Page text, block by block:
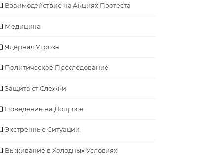
Взаимодействие на Акциях Протеста
Медицина
Ядерная Угроза
Политическое Преследование
Защита от Слежки
Поведение на Допросе
Экстренные Ситуации
Выживание в Холодных Условиях